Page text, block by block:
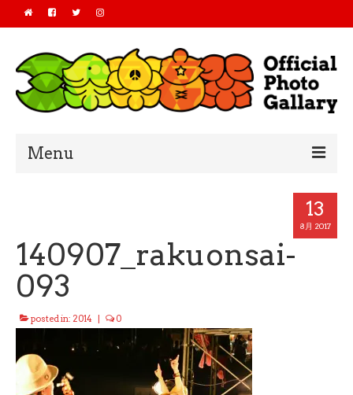
Menu
2018
2017
2016
All Photo
Official Site
13
8月 2017
140907_rakuonsai-
093
posted in: 2014 0